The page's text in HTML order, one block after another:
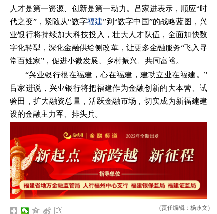
人才是第一资源、创新是第一动力。吕家进表示，顺应“时
代之变”，紧随从“数字福建”到“数字中国”的战略蓝图，兴
业银行将持续加大科技投入，壮大人才队伍，全面加快数
字化转型，深化金融供给侧改革，让更多金融服务“飞入寻
常百姓家”，促进小微发展、乡村振兴、共同富裕。
“兴业银行根在福建，心在福建，建功立业在福建。”
吕家进说，兴业银行将把福建作为金融创新的大本营、试
验田，扩大融资总量，活跃金融市场，切实成为新福建建
设的金融主力军、排头兵。
(责任编辑：杨永文)